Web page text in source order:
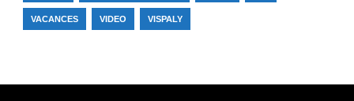
VACANCES VIDEO VISPALY